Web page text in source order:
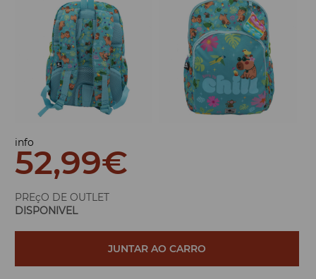
info
52,99€
PREçO DE OUTLET
DISPONIVEL
JUNTAR AO CARRO